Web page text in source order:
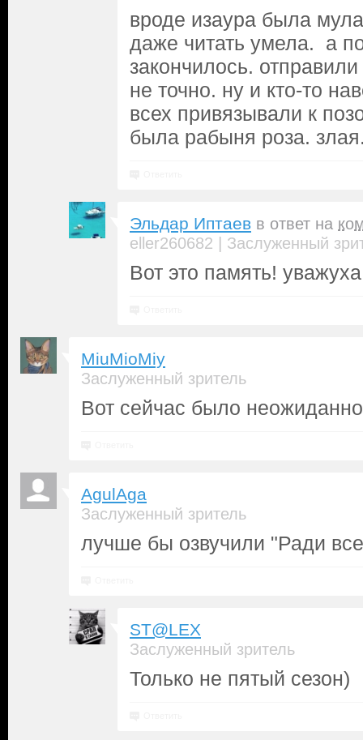
вроде изаура была
даже читать умела. а
закончилось.
не точно. ну и кто-то
всех привязывали к
была рабыня роза.
Эльдар Иптаев в ответ на
eller260682 | Заслуженный
Вот это память!
MiuMioMiy
Заслуженный зритель
Вот сейчас было
AgulAga
Заслуженный зритель
лучше бы озвучили "Ради
ST@LEX
Заслуженный зритель
Только не пятый сезон)